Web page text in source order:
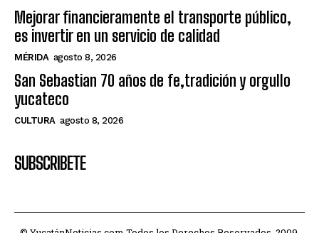
Mejorar financieramente el transporte público,
es invertir en un servicio de calidad
MÉRIDA agosto 8, 2026
San Sebastian 70 años de fe,tradición y orgullo
yucateco
CULTURA agosto 8, 2026
SUBSCRIBETE